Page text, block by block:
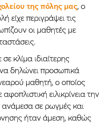
της πόλης μας, ο
είχε περιγράψει τις
οι μαθητές με
κλίμα ιδιαίτερης
δηλώνει προσωπικά
μαθητή, ο οποίος
ειλικρίνεια την
σε ρωγμές και
ήταν άμεση, καθώς